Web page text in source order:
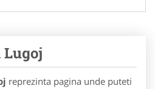
Lugoj
reprezinta pagina unde puteti